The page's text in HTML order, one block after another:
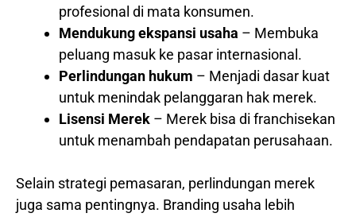
profesional di mata konsumen.
Mendukung ekspansi usaha – Membuka
peluang masuk ke pasar internasional.
Perlindungan hukum – Menjadi dasar kuat
untuk menindak pelanggaran hak merek.
Lisensi Merek – Merek bisa di franchisekan
untuk menambah pendapatan perusahaan.
Selain strategi pemasaran, perlindungan merek
juga sama pentingnya. Branding usaha lebih